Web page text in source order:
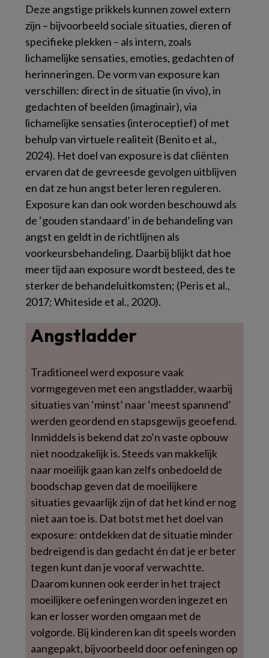
Deze angstige prikkels kunnen zowel extern
zijn – bijvoorbeeld sociale situaties, dieren of
specifieke plekken – als intern, zoals
lichamelijke sensaties, emoties, gedachten of
herinneringen. De vorm van exposure kan
verschillen: direct in de situatie (in vivo), in
gedachten of beelden (imaginair), via
lichamelijke sensaties (interoceptief) of met
behulp van virtuele realiteit (Benito et al.,
2024). Het doel van exposure is dat cliënten
ervaren dat de gevreesde gevolgen uitblijven
en dat ze hun angst beter leren reguleren.
Exposure kan dan ook worden beschouwd als
de ‘gouden standaard’ in de behandeling van
angst en geldt in de richtlijnen als
voorkeursbehandeling. Daarbij blijkt dat hoe
meer tijd aan exposure wordt besteed, des te
sterker de behandeluitkomsten; (Peris et al.,
2017; Whiteside et al., 2020).
Angstladder
Traditioneel werd exposure vaak
vormgegeven met een angstladder, waarbij
situaties van ‘minst’ naar ‘meest spannend’
werden geordend en stapsgewijs geoefend.
Inmiddels is bekend dat zo’n vaste opbouw
niet noodzakelijk is. Steeds van makkelijk
naar moeilijk gaan kan zelfs onbedoeld de
boodschap geven dat de moeilijkere
situaties gevaarlijk zijn of dat het kind er nog
niet aan toe is. Dat botst met het doel van
exposure: ontdekken dat de situatie minder
bedreigend is dan gedacht én dat je er beter
tegen kunt dan je vooraf verwachtte.
Daarom kunnen ook eerder in het traject
moeilijkere oefeningen worden ingezet en
kan er losser worden omgaan met de
volgorde. Bij kinderen kan dit speels worden
aangepakt, bijvoorbeeld door oefeningen op